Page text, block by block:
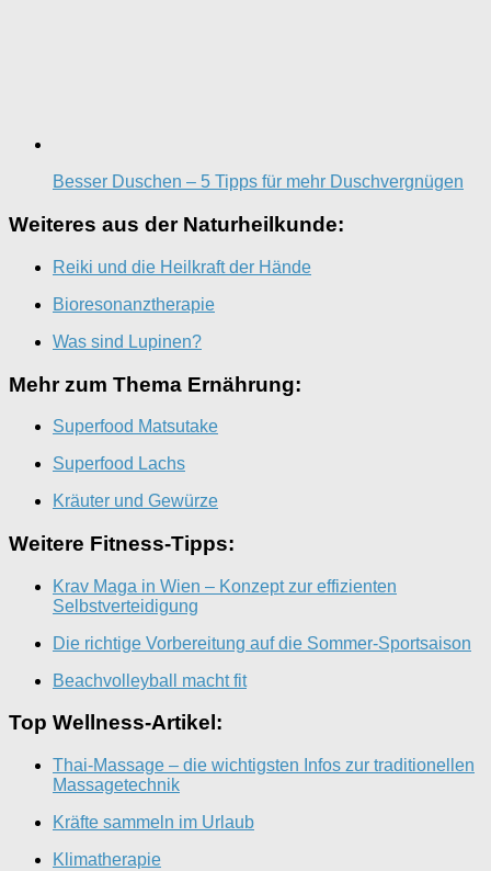
Besser Duschen – 5 Tipps für mehr Duschvergnügen
Weiteres aus der Naturheilkunde:
Reiki und die Heilkraft der Hände
Bioresonanztherapie
Was sind Lupinen?
Mehr zum Thema Ernährung:
Superfood Matsutake
Superfood Lachs
Kräuter und Gewürze
Weitere Fitness-Tipps:
Krav Maga in Wien – Konzept zur effizienten
Selbstverteidigung
Die richtige Vorbereitung auf die Sommer-Sportsaison
Beachvolleyball macht fit
Top Wellness-Artikel:
Thai-Massage – die wichtigsten Infos zur traditionellen
Massagetechnik
Kräfte sammeln im Urlaub
Klimatherapie